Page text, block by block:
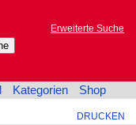
Erweiterte Suche
Kategorien Shop
DRUCKEN